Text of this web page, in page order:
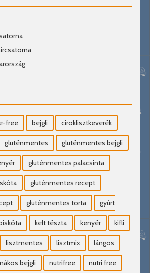
free bejgli ciroklisztkeverék
gluténmentes gluténmentes bejgli
gluténmentes palacsinta
gluténmentes recept
gluténmentes torta gyúrt
kelt tészta kenyér kifli
lisztmentes lisztmix lángos
bejgli nutrifree nutri free